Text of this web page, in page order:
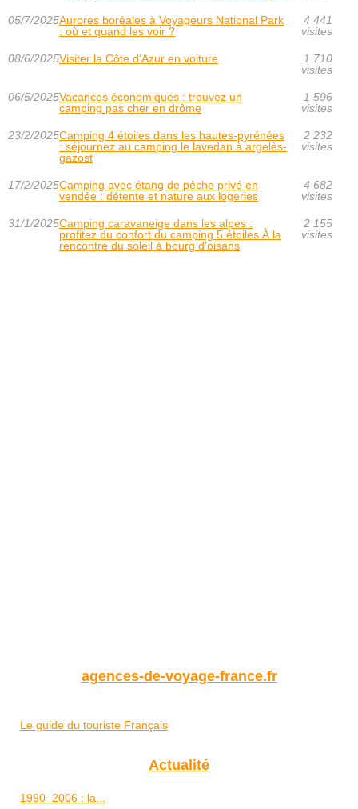
05/7/2025Aurores boréales à Voyageurs National Park
: où et quand les voir ?
4 441
visites
08/6/2025Visiter la Côte d’Azur en voiture
1 710
visites
06/5/2025Vacances économiques : trouvez un
camping pas cher en drôme
1 596
visites
23/2/2025Camping 4 étoiles dans les hautes-pyrénées
: séjournez au camping le lavedan à argelès-
gazost
2 232
visites
17/2/2025Camping avec étang de pêche privé en
vendée : détente et nature aux logeries
4 682
visites
31/1/2025Camping caravaneige dans les alpes :
profitez du confort du camping 5 étoiles À la
rencontre du soleil à bourg d'oisans
2 155
visites
agences-de-voyage-france.fr
Le guide du touriste Français
Actualité
1990–2006 : la...